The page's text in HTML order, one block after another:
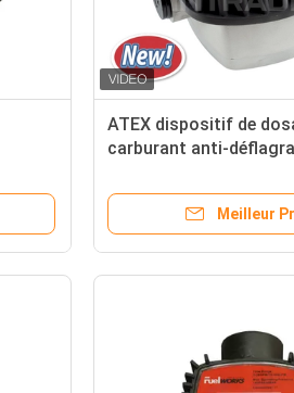
de
ATEX dispositif de
carburant anti-
carburant diesel
Meilleur